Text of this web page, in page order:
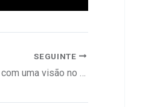
SEGUINTE
Gestão das pessoas com uma visão no futuro